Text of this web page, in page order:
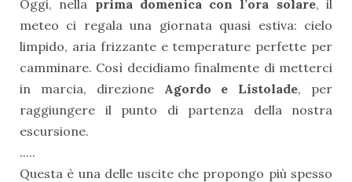
Oggi, nella prima domenica con l’ora solare, il
meteo ci regala una giornata quasi estiva: cielo
limpido, aria frizzante e temperature perfette per
camminare. Così decidiamo finalmente di metterci
in marcia, direzione Agordo e Listolade, per
raggiungere il punto di partenza della nostra
escursione.
.....
Questa è una delle uscite che propongo più spesso